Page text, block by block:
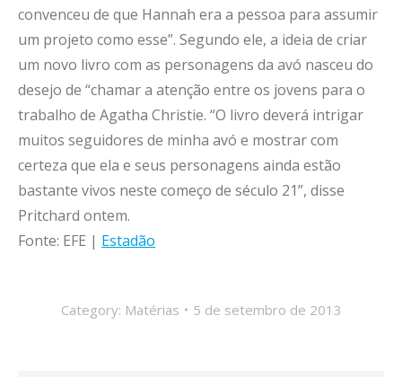
convenceu de que Hannah era a pessoa para assumir
um projeto como esse”. Segundo ele, a ideia de criar
um novo livro com as personagens da avó nasceu do
desejo de “chamar a atenção entre os jovens para o
trabalho de Agatha Christie. “O livro deverá intrigar
muitos seguidores de minha avó e mostrar com
certeza que ela e seus personagens ainda estão
bastante vivos neste começo de século 21”, disse
Pritchard ontem.
Fonte: EFE | Estadão
Category: Matérias 5 de setembro de 2013